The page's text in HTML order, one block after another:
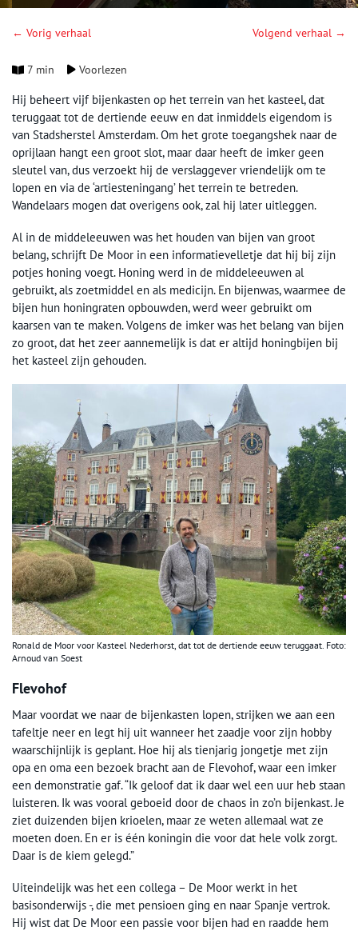
← Vorig verhaal Volgend verhaal →
7 min Voorlezen
Hij beheert vijf bijenkasten op het terrein van het kasteel, dat
teruggaat tot de dertiende eeuw en dat inmiddels eigendom is
van Stadsherstel Amsterdam. Om het grote toegangshek naar de
oprijlaan hangt een groot slot, maar daar heeft de imker geen
sleutel van, dus verzoekt hij de verslaggever vriendelijk om te
lopen en via de ‘artiesteningang’ het terrein te betreden.
Wandelaars mogen dat overigens ook, zal hij later uitleggen.
Al in de middeleeuwen was het houden van bijen van groot
belang, schrijft De Moor in een informatievelletje dat hij bij zijn
potjes honing voegt. Honing werd in de middeleeuwen al
gebruikt, als zoetmiddel en als medicijn. En bijenwas, waarmee de
bijen hun honingraten opbouwden, werd weer gebruikt om
kaarsen van te maken. Volgens de imker was het belang van bijen
zo groot, dat het zeer aannemelijk is dat er altijd honingbijen bij
het kasteel zijn gehouden.
Ronald de Moor voor Kasteel Nederhorst, dat tot de dertiende eeuw teruggaat. Foto:
Arnoud van Soest
Flevohof
Maar voordat we naar de bijenkasten lopen, strijken we aan een
tafeltje neer en legt hij uit wanneer het zaadje voor zijn hobby
waarschijnlijk is geplant. Hoe hij als tienjarig jongetje met zijn
opa en oma een bezoek bracht aan de Flevohof, waar een imker
een demonstratie gaf. “Ik geloof dat ik daar wel een uur heb staan
luisteren. Ik was vooral geboeid door de chaos in zo’n bijenkast. Je
ziet duizenden bijen krioelen, maar ze weten allemaal wat ze
moeten doen. En er is één koningin die voor dat hele volk zorgt.
Daar is de kiem gelegd.”
Uiteindelijk was het een collega – De Moor werkt in het
basisonderwijs -, die met pensioen ging en naar Spanje vertrok.
Hij wist dat De Moor een passie voor bijen had en raadde hem